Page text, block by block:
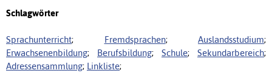
Schlagwörter
Sprachunterricht; Fremdsprachen; Auslandsstudium;
Erwachsenenbildung; Berufsbildung; Schule; Sekundarbereich;
Adressensammlung; Linkliste;